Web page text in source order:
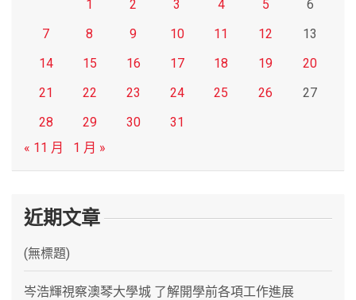
1 2 3 4 5
6
7
8 9 10 11 12
13
14
15 16 17 18 19
20
21
22 23 24 25 26
27
28
29 30
31
« 11 月
1 月 »
近期文章
(無標題)
岑浩輝視察澳琴大學城 了解開學前各項工作進展